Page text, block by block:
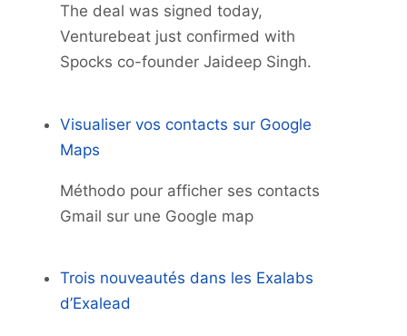
The deal was signed today,
Venturebeat just confirmed with
Spocks co-founder Jaideep Singh.
Visualiser vos contacts sur Google
Maps
Méthodo pour afficher ses contacts
Gmail sur une Google map
Trois nouveautés dans les Exalabs
d’Exalead